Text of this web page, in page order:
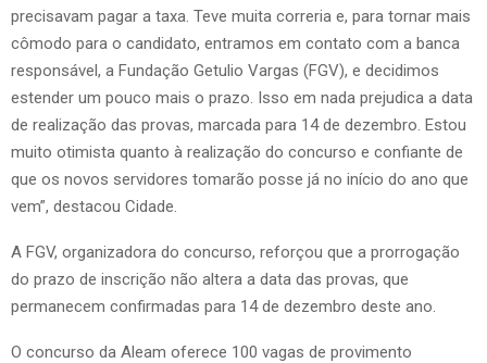
precisavam pagar a taxa. Teve muita correria e, para tornar mais
cômodo para o candidato, entramos em contato com a banca
responsável, a Fundação Getulio Vargas (FGV), e decidimos
estender um pouco mais o prazo. Isso em nada prejudica a data
de realização das provas, marcada para 14 de dezembro. Estou
muito otimista quanto à realização do concurso e confiante de
que os novos servidores tomarão posse já no início do ano que
vem”, destacou Cidade.
A FGV, organizadora do concurso, reforçou que a prorrogação
do prazo de inscrição não altera a data das provas, que
permanecem confirmadas para 14 de dezembro deste ano.
O concurso da Aleam oferece 100 vagas de provimento